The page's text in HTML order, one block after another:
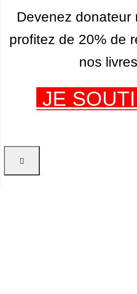
Devenez donateur
profitez de 20% de
nos
JE